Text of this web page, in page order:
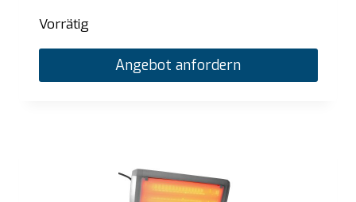
Vorrätig
Angebot anfordern